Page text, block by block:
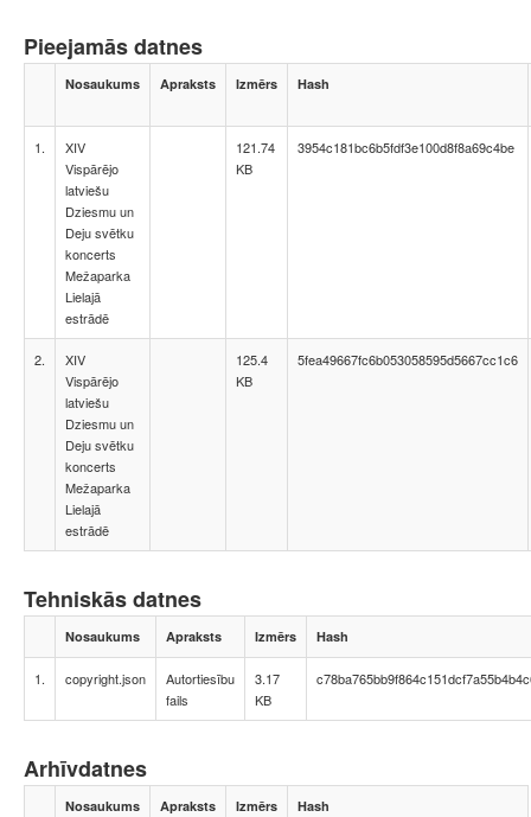
Pieejamās datnes
Nosaukums Apraksts Izmērs Hash
1.
XIV
Vispārējo
latviešu
Dziesmu un
Deju svētku
koncerts
Mežaparka
Lielajā
estrādē
121.74
KB
3954c181bc6b5fdf3e100d8f8a69c4be
2.
XIV
Vispārējo
latviešu
Dziesmu un
Deju svētku
koncerts
Mežaparka
Lielajā
estrādē
125.4
KB
5fea49667fc6b053058595d5667cc1c6
Tehniskās datnes
Nosaukums Apraksts Izmērs Hash
1. copyright.json
Autortiesību
fails
3.17
KB
Arhīvdatnes
Nosaukums Apraksts Izmērs Hash